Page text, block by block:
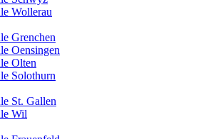
Wollerau
Grenchen
Oensingen
Olten
Solothurn
St. Gallen
Wil